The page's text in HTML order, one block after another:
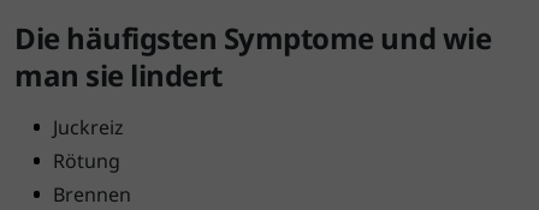
Die häufigsten Symptome und wie
man sie lindert
Juckreiz
Rötung
Brennen